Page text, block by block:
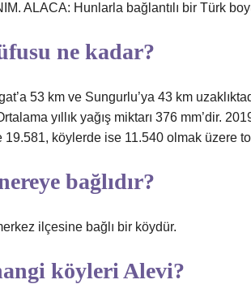
ALACA: Hunlarla bağlantılı bir Türk
ne kadar?
53 km ve Sungurlu’ya 43 km
yıllık yağış miktarı 376 mm’dir.
köylerde ise 11.540 olmak üzere
bağlıdır?
ilçesine bağlı bir köydür.
köyleri Alevi?